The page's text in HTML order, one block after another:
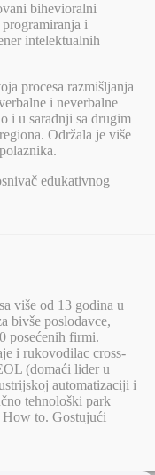
bihevioralni
i
intelektualnih
procesa razmišljanja
i neverbalne
i u saradnji sa drugim
Održala je više
edukativnog
više od 13 godina u
bivše poslodavce,
posećenih firmi.
i rukovodilac cross-
(domaći lider u
automatizaciji i
tehnološki park
How to. Gostujući